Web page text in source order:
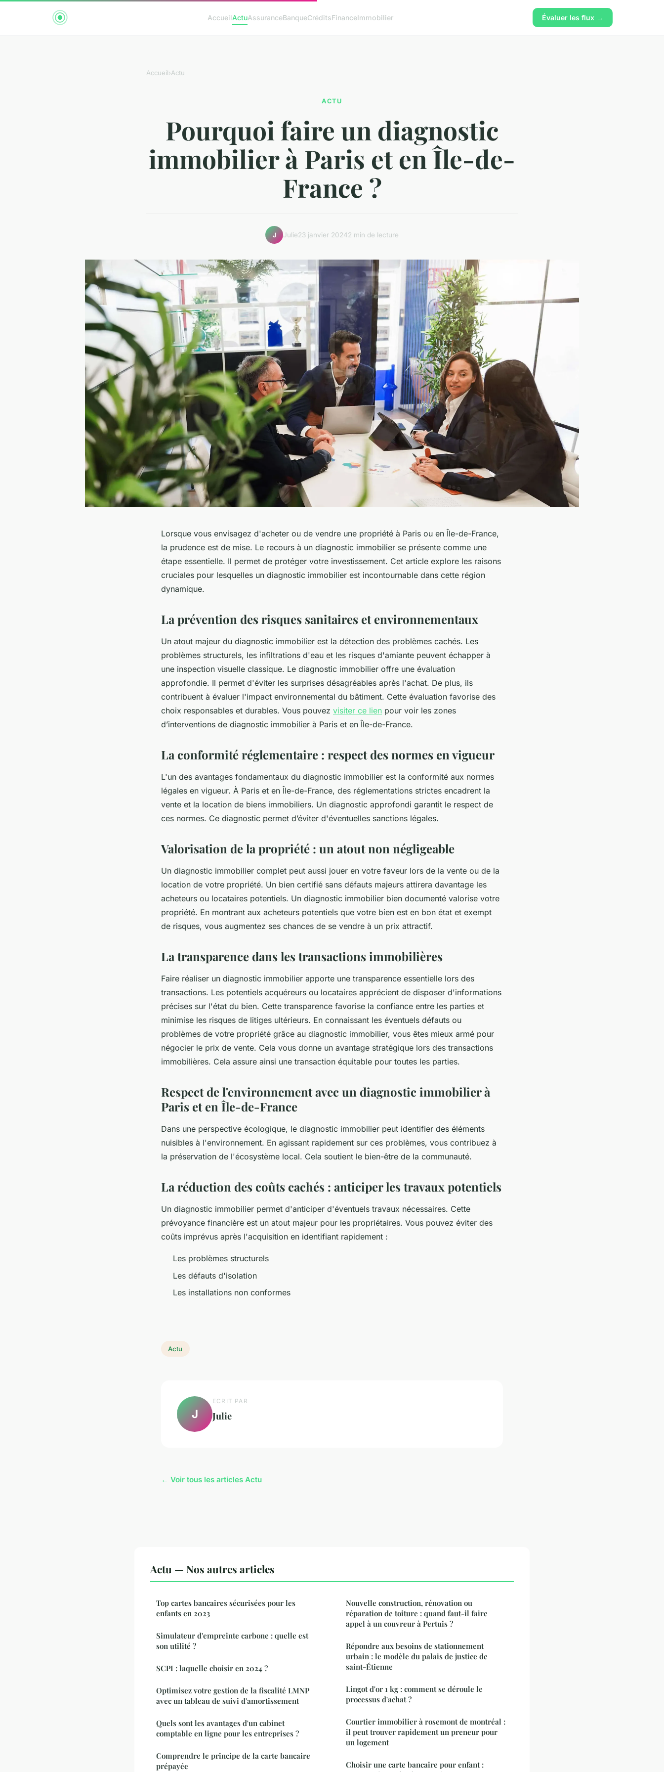
AccueilActuAssuranceBanqueCréditsFinanceImmobilier Évaluer les flux →
Accueil›Actu
ACTU
Pourquoi faire un diagnostic
immobilier à Paris et en Île-de-
France ?
J Julie23 janvier 20242 min de lecture
Lorsque vous envisagez d'acheter ou de vendre une propriété à Paris ou en Île-de-France,
la prudence est de mise. Le recours à un diagnostic immobilier se présente comme une
étape essentielle. Il permet de protéger votre investissement. Cet article explore les raisons
cruciales pour lesquelles un diagnostic immobilier est incontournable dans cette région
dynamique.
La prévention des risques sanitaires et environnementaux
Un atout majeur du diagnostic immobilier est la détection des problèmes cachés. Les
problèmes structurels, les infiltrations d'eau et les risques d'amiante peuvent échapper à
une inspection visuelle classique. Le diagnostic immobilier offre une évaluation
approfondie. Il permet d'éviter les surprises désagréables après l'achat. De plus, ils
contribuent à évaluer l'impact environnemental du bâtiment. Cette évaluation favorise des
choix responsables et durables. Vous pouvez visiter ce lien pour voir les zones
d’interventions de diagnostic immobilier à Paris et en Île-de-France.
La conformité réglementaire : respect des normes en vigueur
L'un des avantages fondamentaux du diagnostic immobilier est la conformité aux normes
légales en vigueur. À Paris et en Île-de-France, des réglementations strictes encadrent la
vente et la location de biens immobiliers. Un diagnostic approfondi garantit le respect de
ces normes. Ce diagnostic permet d’éviter d'éventuelles sanctions légales.
Valorisation de la propriété : un atout non négligeable
Un diagnostic immobilier complet peut aussi jouer en votre faveur lors de la vente ou de la
location de votre propriété. Un bien certifié sans défauts majeurs attirera davantage les
acheteurs ou locataires potentiels. Un diagnostic immobilier bien documenté valorise votre
propriété. En montrant aux acheteurs potentiels que votre bien est en bon état et exempt
de risques, vous augmentez ses chances de se vendre à un prix attractif.
La transparence dans les transactions immobilières
Faire réaliser un diagnostic immobilier apporte une transparence essentielle lors des
transactions. Les potentiels acquéreurs ou locataires apprécient de disposer d'informations
précises sur l'état du bien. Cette transparence favorise la confiance entre les parties et
minimise les risques de litiges ultérieurs. En connaissant les éventuels défauts ou
problèmes de votre propriété grâce au diagnostic immobilier, vous êtes mieux armé pour
négocier le prix de vente. Cela vous donne un avantage stratégique lors des transactions
immobilières. Cela assure ainsi une transaction équitable pour toutes les parties.
Respect de l'environnement avec un diagnostic immobilier à
Paris et en Île-de-France
Dans une perspective écologique, le diagnostic immobilier peut identifier des éléments
nuisibles à l'environnement. En agissant rapidement sur ces problèmes, vous contribuez à
la préservation de l'écosystème local. Cela soutient le bien-être de la communauté.
La réduction des coûts cachés : anticiper les travaux potentiels
Un diagnostic immobilier permet d'anticiper d'éventuels travaux nécessaires. Cette
prévoyance financière est un atout majeur pour les propriétaires. Vous pouvez éviter des
coûts imprévus après l'acquisition en identifiant rapidement :
Les problèmes structurels
Les défauts d'isolation
Les installations non conformes
Actu
J
ECRIT PAR
Julie
← Voir tous les articles Actu
Actu — Nos autres articles
Top cartes bancaires sécurisées pour les
enfants en 2023
Simulateur d'empreinte carbone : quelle est
son utilité ?
SCPI : laquelle choisir en 2024 ?
Optimisez votre gestion de la fiscalité LMNP
avec un tableau de suivi d'amortissement
Quels sont les avantages d'un cabinet
comptable en ligne pour les entreprises ?
Comprendre le principe de la carte bancaire
prépayée
Nouvelle construction, rénovation ou
réparation de toiture : quand faut-il faire
appel à un couvreur à Pertuis ?
Répondre aux besoins de stationnement
urbain : le modèle du palais de justice de
saint-Étienne
Lingot d'or 1 kg : comment se déroule le
processus d'achat ?
Courtier immobilier à rosemont de montréal :
il peut trouver rapidement un preneur pour
un logement
Choisir une carte bancaire pour enfant :